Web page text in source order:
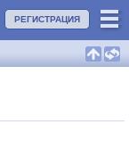
РЕГИСТРАЦИЯ